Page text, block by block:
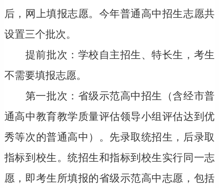
后，网上填报志愿。今年普通高中招生志愿共
设置三个批次。
提前批次： 学校自主招生、特长生，考生
不需要填报志愿。
第一批次： 省级示范高中招生（含经市普
通高中教育教学质量评估领导小组评估达到优
秀等次的普通高中）。先录取统招生，后录取
指标到校生。统招生和指标到校生实行同一志
愿，即考生所填报的省级示范高中志愿，包括